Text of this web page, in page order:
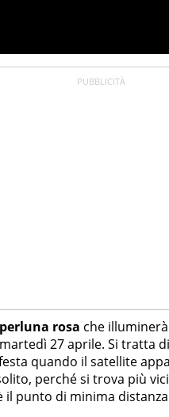
rosa che
27 aprile. Si tratta
quando il satellite
perché si trova più
il punto di minima